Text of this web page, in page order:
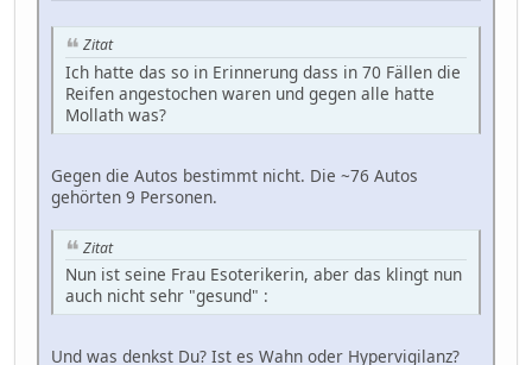
Zitat
Ich hatte das so in Erinnerung dass in 70 Fällen die
Reifen angestochen waren und gegen alle hatte
Mollath was?
Gegen die Autos bestimmt nicht. Die ~76 Autos
gehörten 9 Personen.
Zitat
Nun ist seine Frau Esoterikerin, aber das klingt nun
auch nicht sehr "gesund" :
Und was denkst Du? Ist es Wahn oder Hypervigilanz?